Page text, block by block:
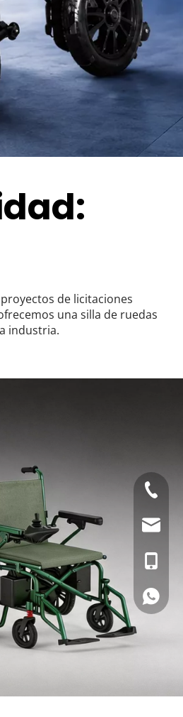
de licitaciones
una silla de ruedas
industria.
+86-
Correo
+86-